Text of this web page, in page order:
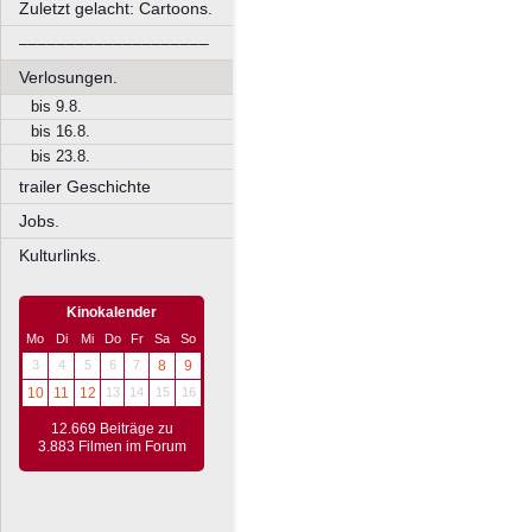
Zuletzt gelacht: Cartoons.
––––––––––––––––––––
Verlosungen.
bis 9.8.
bis 16.8.
bis 23.8.
trailer Geschichte
Jobs.
Kulturlinks.
Kinokalender
Mo Di Mi Do Fr Sa
So
3
4 5 6 7 8
9
10
11 12 13 14 15 16
12.669 Beiträge zu
3.883 Filmen im Forum